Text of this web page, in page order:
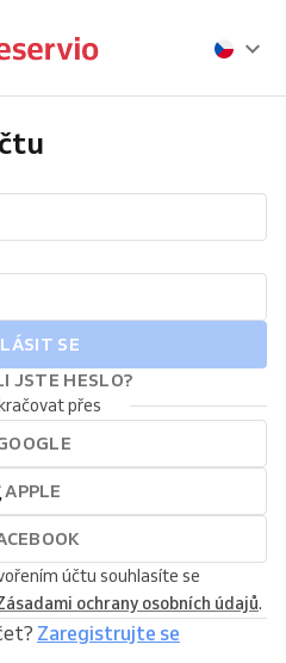
SE
JSTE HESLO?
přes
APPLE
účtu souhlasíte se
ochrany osobních údajů.
Zaregistrujte se